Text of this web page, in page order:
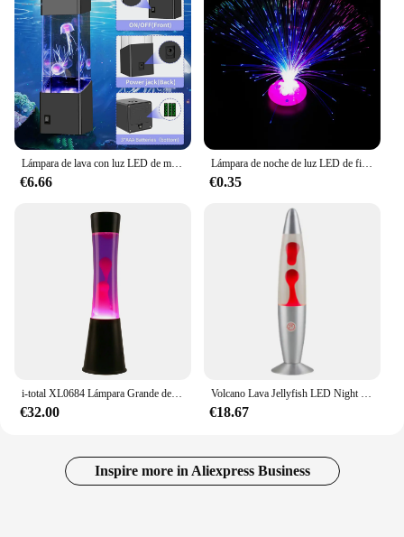
Lámpara de lava con luz LED de medusas colorida, luz nocturna de ambiente de acuario para dormitorio, iluminación de habitación, lámparas de noche, decoración temática del océano
€6.66
Lámpara de noche de luz LED de fibra óptica de colores, y boda decoración de Navidad, estrellas que brillan en la oscuridad, juguetes para niños, lámparas de iluminación
€0.35
i-total XL0684 Lámpara Grande de Lava Magma Lámpara de Lava Original Metal Negro, cera colores. (Rosa/Lila)
€32.00
Volcano Lava Jellyfish LED Night Light, enchufe del Reino Unido, lámpara de medusas, luz nocturna de Lava volcánica creativa para el hogar, sala de estar, dormitorio
€18.67
Inspire more in Aliexpress Business